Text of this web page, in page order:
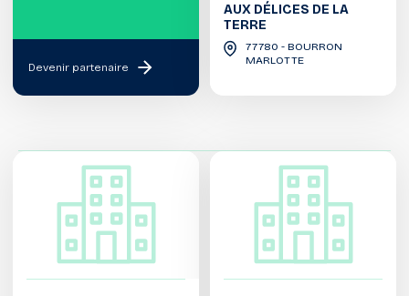
Devenir partenaire
AUX DÉLICES DE LA
TERRE
77780 - BOURRON
MARLOTTE